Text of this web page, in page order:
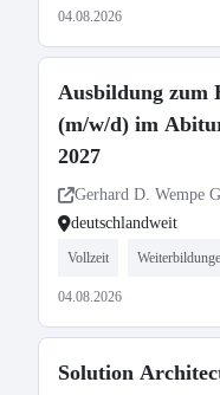
04.08.2026
Ausbildung zum
(m/w/d) im
2027
Gerhard D. Wempe
deutschlandweit
Vollzeit
04.08.2026
Solution